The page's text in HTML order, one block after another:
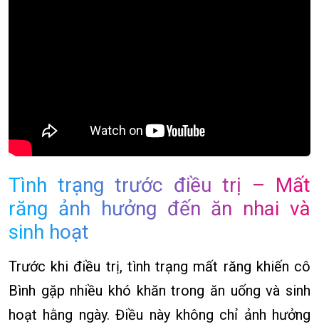
Tình trạng trước điều trị – Mất
răng ảnh hưởng đến ăn nhai và
sinh hoạt
Trước khi điều trị, tình trạng mất răng khiến cô
Bình gặp nhiều khó khăn trong ăn uống và sinh
hoạt hằng ngày. Điều này không chỉ ảnh hưởng